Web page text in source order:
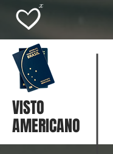
VISTO
AMERICANO